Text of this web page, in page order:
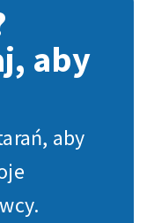
aby
aby